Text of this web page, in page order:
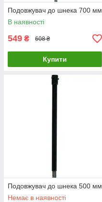
Подовжувач до шнека 700 мм
В наявності
549 ₴ 608 ₴
Купити
Подовжувач до шнека 500 мм
Немає в наявності